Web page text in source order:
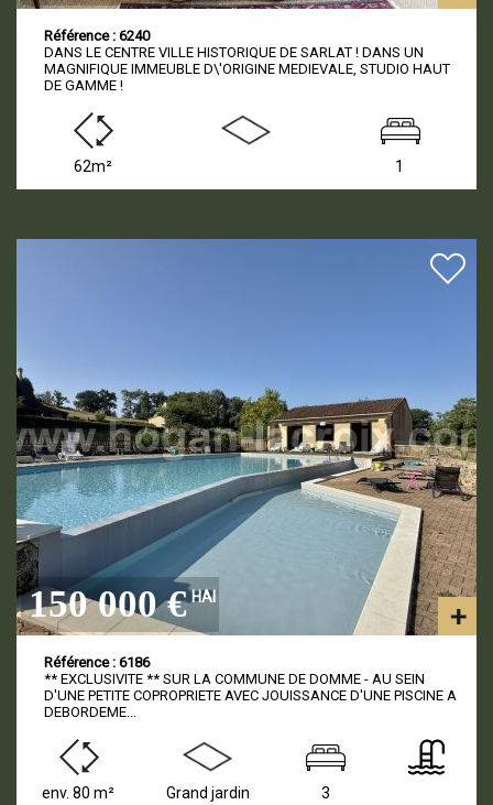
Référence : 6240
DANS LE CENTRE VILLE HISTORIQUE DE SARLAT ! DANS UN
MAGNIFIQUE IMMEUBLE D\'ORIGINE MEDIEVALE, STUDIO HAUT
DE GAMME !
62m² 1
150 000 € HAI
Référence : 6186
** EXCLUSIVITE ** SUR LA COMMUNE DE DOMME - AU SEIN
D'UNE PETITE COPROPRIETE AVEC JOUISSANCE D'UNE PISCINE A
DEBORDEME...
env. 80 m² Grand jardin 3